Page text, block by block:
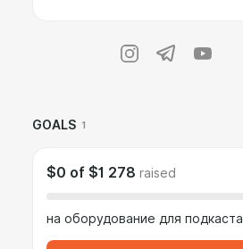
GOALS 1
$0 of $1 278 raised
на оборудование для подкаста